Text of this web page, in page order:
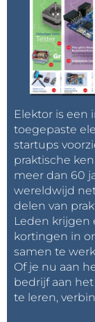
Elektor is een
toegepaste
startups
praktische
meer dan 60
wereldwijd
delen van
Leden krijgen
kortingen in
samen te
Of je nu aan
bedrijf aan
te leren,